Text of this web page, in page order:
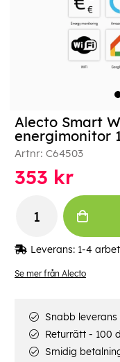
Se mer från Alecto
Alecto Smart
energimonitor
Artnr: C64503
353 kr
Leverans: 1-4
Snabb
Returrätt - 100
Smidig